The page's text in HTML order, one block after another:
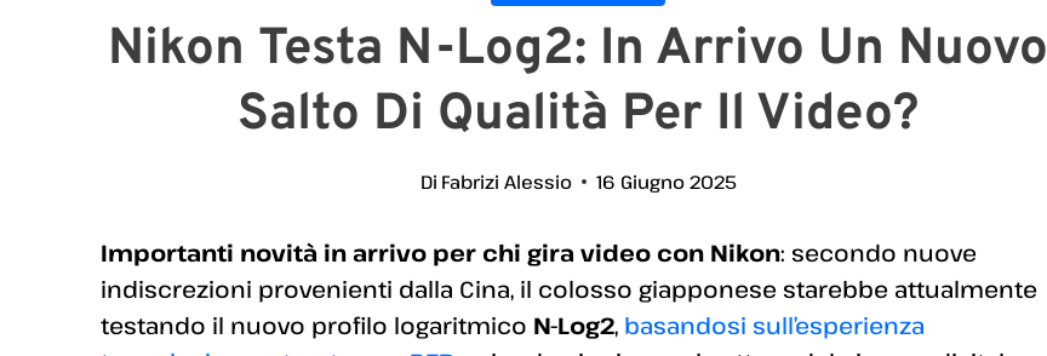
Nikon Testa N-Log2: In Arrivo Un Nuovo
Salto Di Qualità Per Il Video?
Di Fabrizi Alessio 16 Giugno 2025
Importanti novità in arrivo per chi gira video con Nikon: secondo nuove
indiscrezioni provenienti dalla Cina, il colosso giapponese starebbe attualmente
testando il nuovo profilo logaritmico N-Log2, basandosi sull’esperienza